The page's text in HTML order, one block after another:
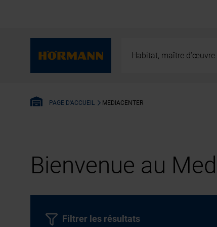
Habitat, maître
PAGE D'ACCUEIL MEDIACENTER
Bienvenue au
Filtrer les résultats